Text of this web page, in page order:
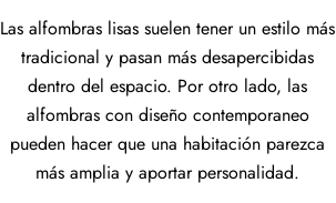
Las alfombras lisas suelen tener un estilo más
tradicional y pasan más desapercibidas
dentro del espacio. Por otro lado, las
alfombras con diseño contemporaneo
pueden hacer que una habitación parezca
más amplia y aportar personalidad.